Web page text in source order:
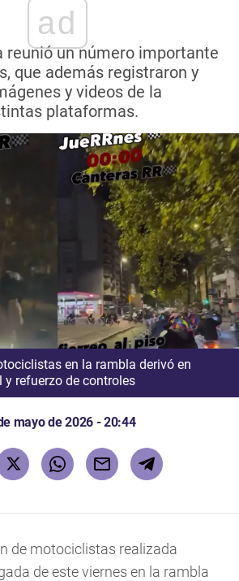
ad
reunió un número importante
que además registraron y
y videos de la
plataformas.
en la rambla derivó en
refuerzo de controles
mayo de 2026 - 20:44
de motociclistas realizada
de este viernes en la rambla